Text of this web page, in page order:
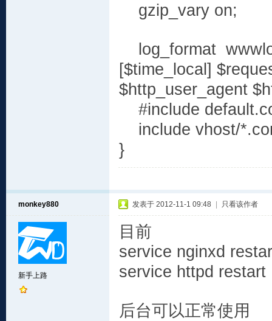
gzip_vary on;
log_format
[$time_local]
$http_user_agent
#include
include vhost/
}
monkey880
新手上路
发表于 2012-11-1 09:48 只看该作者
目前
service nginxd
service httpd
后台可以正常使用